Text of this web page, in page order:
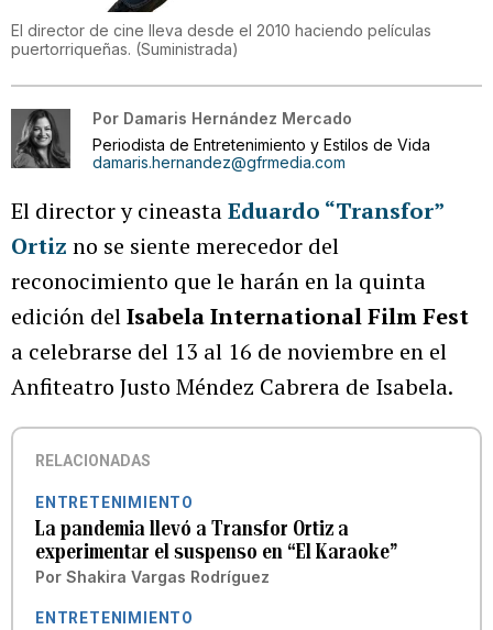
El director de cine lleva desde el 2010 haciendo películas
puertorriqueñas. (Suministrada)
Por Damaris Hernández Mercado
Periodista de Entretenimiento y Estilos de Vida
damaris.hernandez@gfrmedia.com
El director y cineastaEduardo “Transfor”
Ortiz no se siente merecedor del
reconocimiento que le harán en la quinta
edición delIsabela International Film Fest
a celebrarse del 13 al 16 de noviembre en el
Anfiteatro Justo Méndez Cabrera de Isabela.
RELACIONADAS
ENTRETENIMIENTO
La pandemia llevó a Transfor Ortiz a
experimentar el suspenso en “El Karaoke”
Por Shakira Vargas Rodríguez
ENTRETENIMIENTO